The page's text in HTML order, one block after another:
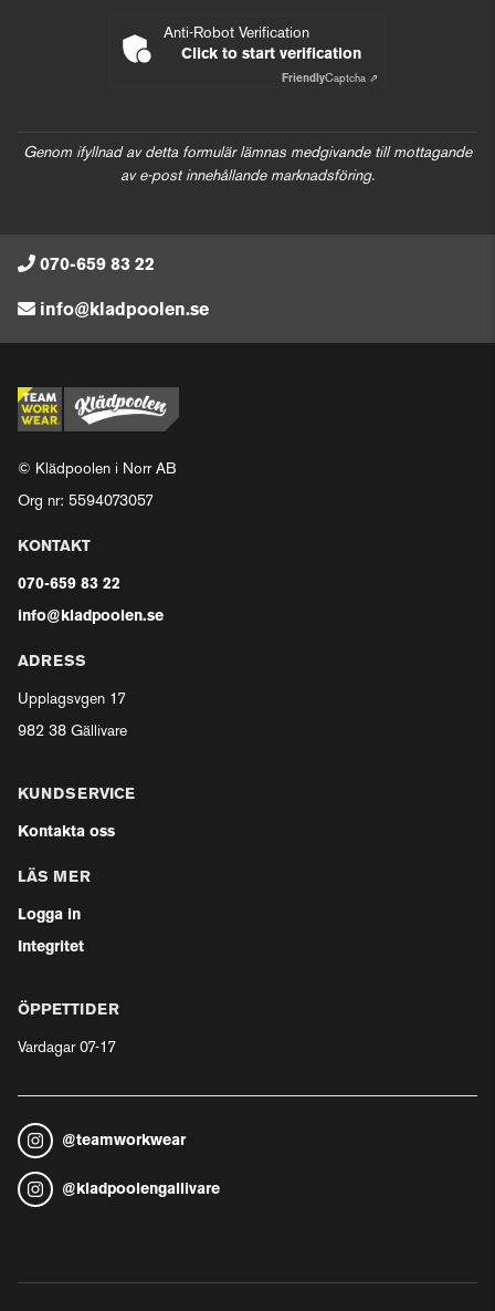
Anti-Robot Verification
Click to start verification
FriendlyCaptcha ⇗
Genom ifyllnad av detta formulär lämnas medgivande till mottagande
av e-post innehållande marknadsföring.
070-659 83 22
info@kladpoolen.se
© Klädpoolen i Norr AB
Org nr: 5594073057
KONTAKT
070-659 83 22
info@kladpoolen.se
ADRESS
Upplagsvgen 17
982 38 Gällivare
KUNDSERVICE
Kontakta oss
LÄS MER
Logga in
Integritet
ÖPPETTIDER
Vardagar 07-17
@teamworkwear
@ kladpoolengallivare